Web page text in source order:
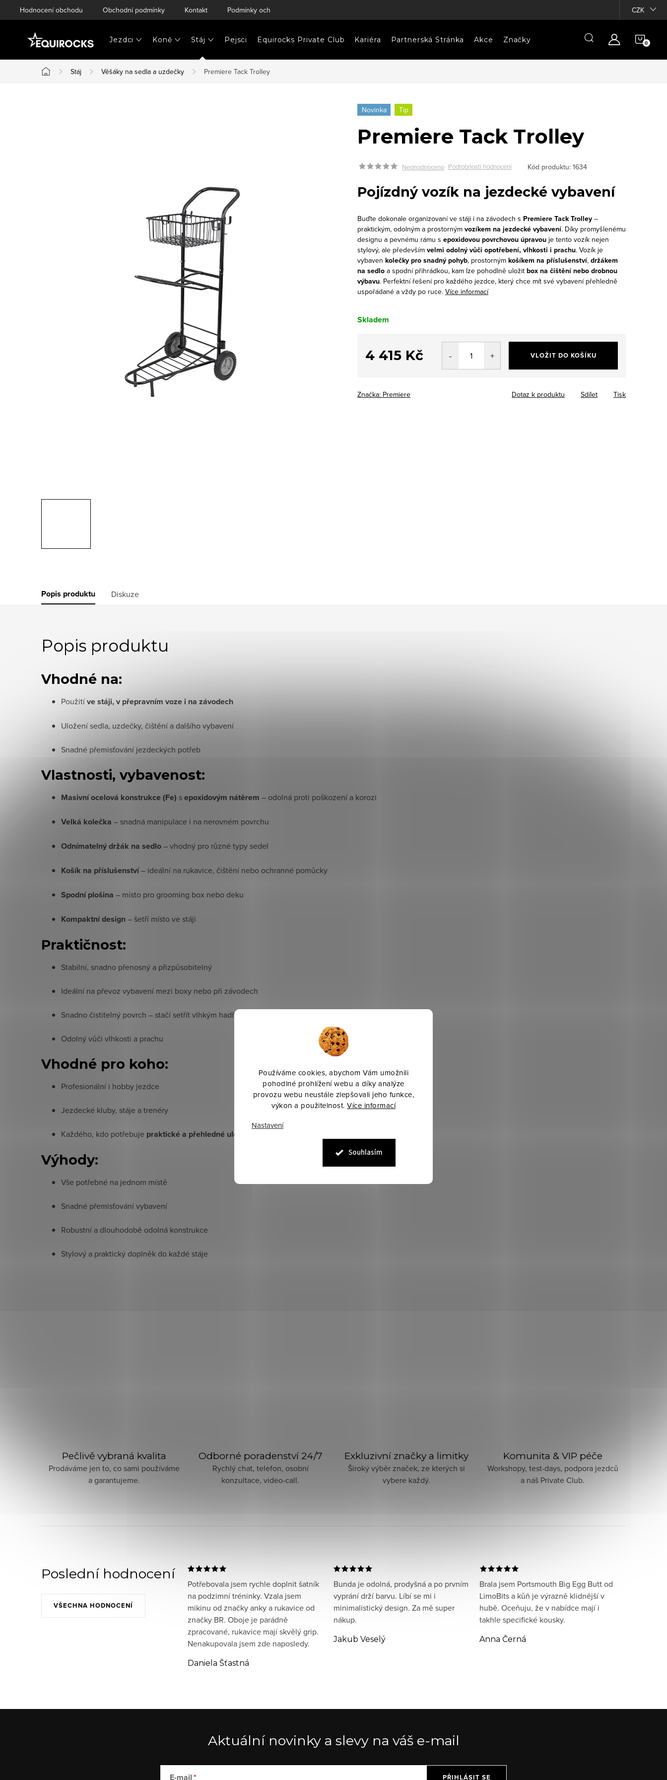
Používáme cookies, abychom Vám umožnili
pohodlné prohlížení webu a díky analýze
provozu webu neustále zlepšovali jeho funkce,
výkon a použitelnost. Více informací
Nastavení
Souhlasím
na
Hodnocení obchodu Obchodní podmínky Kontakt Podmínky ochrany osobních údajů CZK
Jezdci Koně Stáj Pejsci Equirocks Private Club Kariéra Partnerská Stránka Akce Značky
Domů
Stáj Věšáky na sedla a uzdečky Premiere Tack Trolley
Novinka Tip
Premiere Tack Trolley
Neohodnoceno Podrobnosti hodnocení Kód produktu: 1634
Pojízdný vozík na jezdecké vybavení
Buďte dokonale organizovaní ve stáji i na závodech s Premiere Tack Trolley –
praktickým, odolným a prostorným vozíkem na jezdecké vybavení. Díky promyšlenému
designu a pevnému rámu s epoxidovou povrchovou úpravou je tento vozík nejen
stylový, ale především velmi odolný vůči opotřebení, vlhkosti i prachu. Vozík je
vybaven kolečky pro snadný pohyb, prostorným košíkem na příslušenství, držákem
na sedlo a spodní přihrádkou, kam lze pohodlně uložit box na čištění nebo drobnou
výbavu. Perfektní řešení pro každého jezdce, který chce mít své vybavení přehledně
uspořádané a vždy po ruce. Více informací
Skladem
4 415 Kč VLOŽIT DO KOŠÍKU
Značka: Premiere Tisk
Dotaz k produktu Sdílet
Popis produktu Diskuze
Popis produktu
Vhodné na:
Použitíve stáji, v přepravním voze i na závodech
Uložení sedla, uzdečky, čištění a dalšího vybavení
Snadné přemisťování jezdeckých potřeb
Vlastnosti, vybavenost:
Masivní ocelová konstrukce (Fe) sepoxidovým nátěrem – odolná proti poškození a korozi
Velká kolečka – snadná manipulace i na nerovném povrchu
Odnímatelný držák na sedlo– vhodný pro různé typy sedel
Košík na příslušenství– ideální na rukavice, čištění nebo ochranné pomůcky
Spodní plošina – místo pro grooming box nebo deku
Kompaktní design– šetří místo ve stáji
Praktičnost:
Stabilní, snadno přenosný a přizpůsobitelný
Ideální na převoz vybavení mezi boxy nebo při závodech
Snadno čistitelný povrch – stačí setřít vlhkým hadříkem
Odolný vůči vlhkosti a prachu
Vhodné pro koho:
Profesionální i hobby jezdce
Jezdecké kluby, stáje a trenéry
Každého, kdo potřebuje praktické a přehledné uložení výstroje
Výhody:
Vše potřebné na jednom místě
Snadné přemisťování vybavení
Robustní a dlouhodobě odolná konstrukce
Stylový a praktický doplněk do každé stáje
Pečlivě vybraná kvalita
Prodáváme jen to, co sami používáme
a garantujeme.
Odborné poradenství 24/7
Rychlý chat, telefon, osobní
konzultace, video-call.
Exkluzivní značky a limitky
Široký výběr značek, ze kterých si
vybere každý.
Komunita & VIP péče
Workshopy, test-days, podpora jezdců
a náš Private Club.
Poslední hodnocení
VŠECHNA HODNOCENÍ
Potřebovala jsem rychle doplnit šatník
na podzimní tréninky. Vzala jsem
mikinu od značky anky a rukavice od
značky BR. Oboje je parádně
zpracované, rukavice mají skvělý grip.
Nenakupovala jsem zde naposledy.
Daniela Šťastná
Bunda je odolná, prodyšná a po prvním
vyprání drží barvu. Líbí se mi i
minimalistický design. Za mě super
nákup.
Jakub Veselý
Brala jsem Portsmouth Big Egg Butt od
LimoBits a kůň je výrazně klidnější v
hubě. Oceňuju, že v nabídce mají i
takhle specifické kousky.
Anna Černá
Aktuální novinky a slevy na váš e-mail
E-mail PŘIHLÁSIT SE